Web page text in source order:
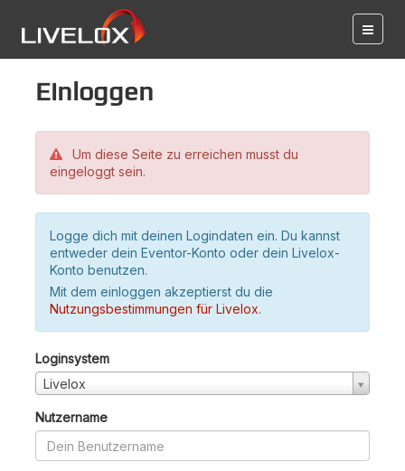
Einloggen
Um diese Seite zu erreichen musst du
eingeloggt sein.
Logge dich mit deinen Logindaten ein. Du kannst
entweder dein Eventor-Konto oder dein Livelox-
Konto benutzen.
Mit dem einloggen akzeptierst du die
Nutzungsbestimmungen für Livelox.
Loginsystem
Livelox
Nutzername